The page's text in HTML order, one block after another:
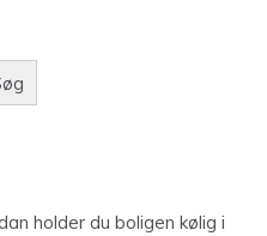
holder du boligen kølig i